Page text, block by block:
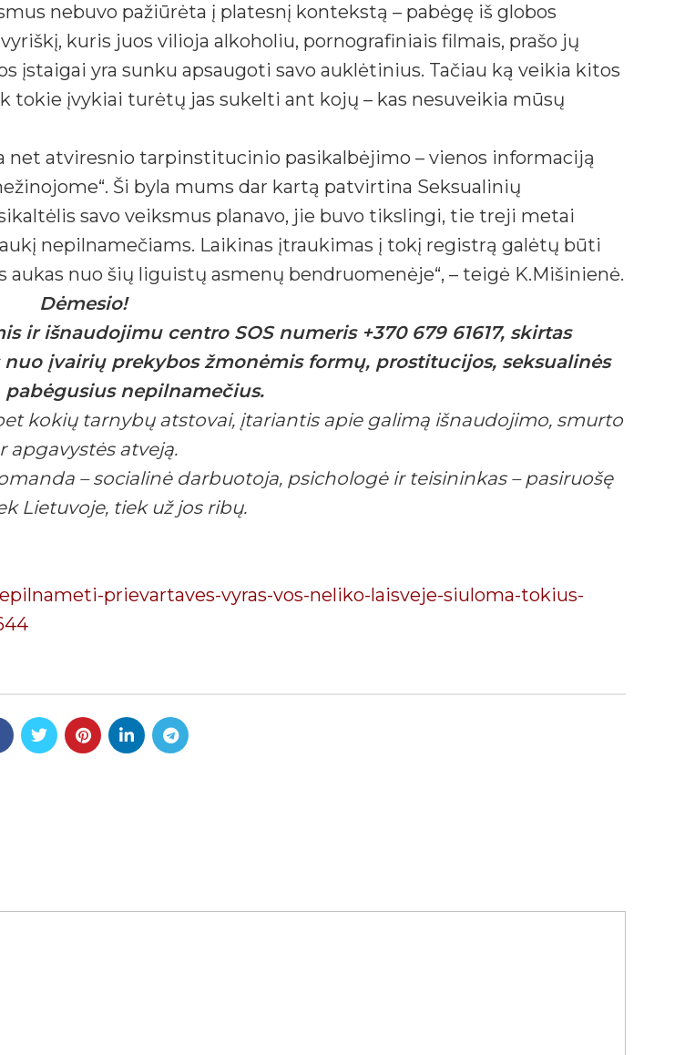
nebuvo pažiūrėta į platesnį kontekstą – pabėgę iš globos
kuris juos vilioja alkoholiu, pornografiniais filmais, prašo jų
įstaigai yra sunku apsaugoti savo auklėtinius. Tačiau ką veikia kitos
tokie įvykiai turėtų jas sukelti ant kojų – kas nesuveikia mūsų
net atviresnio tarpinstitucinio pasikalbėjimo – vienos informaciją
Ši byla mums dar kartą patvirtina Seksualinių
savo veiksmus planavo, jie buvo tikslingi, tie treji metai
nepilnamečiams. Laikinas įtraukimas į tokį registrą galėtų būti
nuo šių liguistų asmenų bendruomenėje“, – teigė K.Mišinienė.
Dėmesio!
ir išnaudojimu centro SOS numeris +370 679 61617, skirtas
įvairių prekybos žmonėmis formų, prostitucijos, seksualinės
pabėgusius nepilnamečius.
kokių tarnybų atstovai, įtariantis apie galimą išnaudojimo, smurto
apgavystės atveją.
– socialinė darbuotoja, psichologė ir teisininkas – pasiruošę
Lietuvoje, tiek už jos ribų.
prievartaves-vyras-vos-neliko-laisveje-siuloma-tokius-